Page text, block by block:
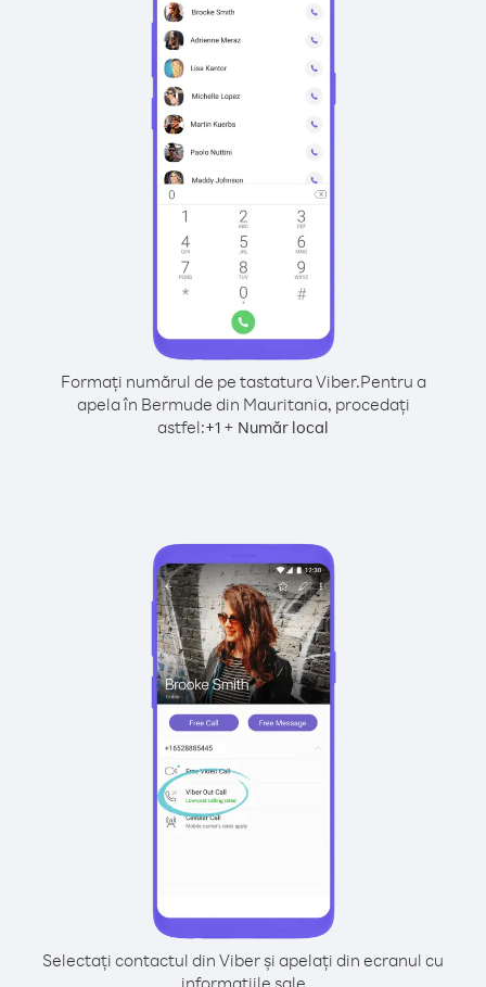
Formați numărul de pe tastatura Viber.Pentru a
apela în Bermude din Mauritania, procedați
astfel:+1 + Număr local
Selectați contactul din Viber și apelați din ecranul cu
informațiile sale